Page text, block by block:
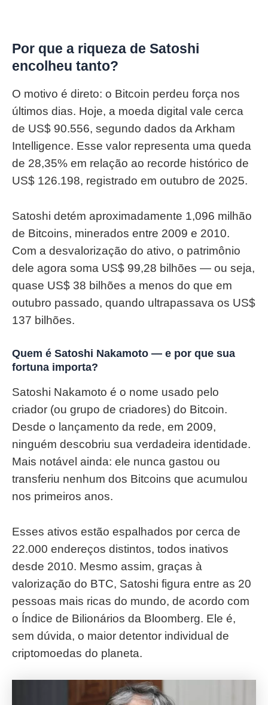
Por que a riqueza de Satoshi
encolheu tanto?
O motivo é direto: o Bitcoin perdeu força nos
últimos dias. Hoje, a moeda digital vale cerca
de US$ 90.556, segundo dados da Arkham
Intelligence. Esse valor representa uma queda
de 28,35% em relação ao recorde histórico de
US$ 126.198, registrado em outubro de 2025.
Satoshi detém aproximadamente 1,096 milhão
de Bitcoins, minerados entre 2009 e 2010.
Com a desvalorização do ativo, o patrimônio
dele agora soma US$ 99,28 bilhões — ou seja,
quase US$ 38 bilhões a menos do que em
outubro passado, quando ultrapassava os US$
137 bilhões.
Quem é Satoshi Nakamoto — e por que sua
fortuna importa?
Satoshi Nakamoto é o nome usado pelo
criador (ou grupo de criadores) do Bitcoin.
Desde o lançamento da rede, em 2009,
ninguém descobriu sua verdadeira identidade.
Mais notável ainda: ele nunca gastou ou
transferiu nenhum dos Bitcoins que acumulou
nos primeiros anos.
Esses ativos estão espalhados por cerca de
22.000 endereços distintos, todos inativos
desde 2010. Mesmo assim, graças à
valorização do BTC, Satoshi figura entre as 20
pessoas mais ricas do mundo, de acordo com
o Índice de Bilionários da Bloomberg. Ele é,
sem dúvida, o maior detentor individual de
criptomoedas do planeta.